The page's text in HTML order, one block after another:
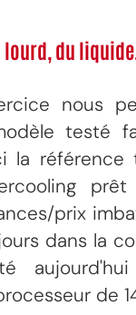
lourd, du
nous
testé
la
prêt
prix
dans la
de